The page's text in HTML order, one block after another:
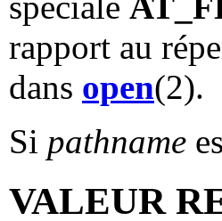
rapport au
dans open(2).
Si pathname
VALEUR